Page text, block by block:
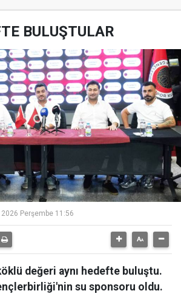
BULUŞTULAR
Perşembe 11:56
değeri aynı hedefte buluştu.
su sponsoru oldu.